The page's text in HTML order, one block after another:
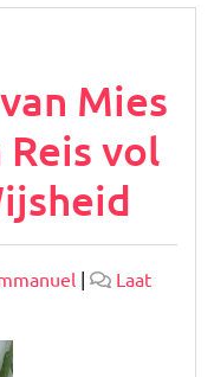
Mies
Reis vol
|
Laat